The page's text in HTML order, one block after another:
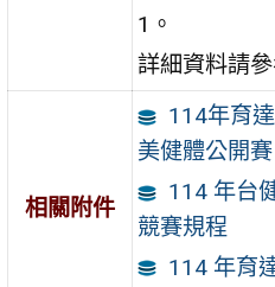
1。
詳細資料請參
相關附件
114年育
美健體公開賽
114 年台
競賽規程
114 年育